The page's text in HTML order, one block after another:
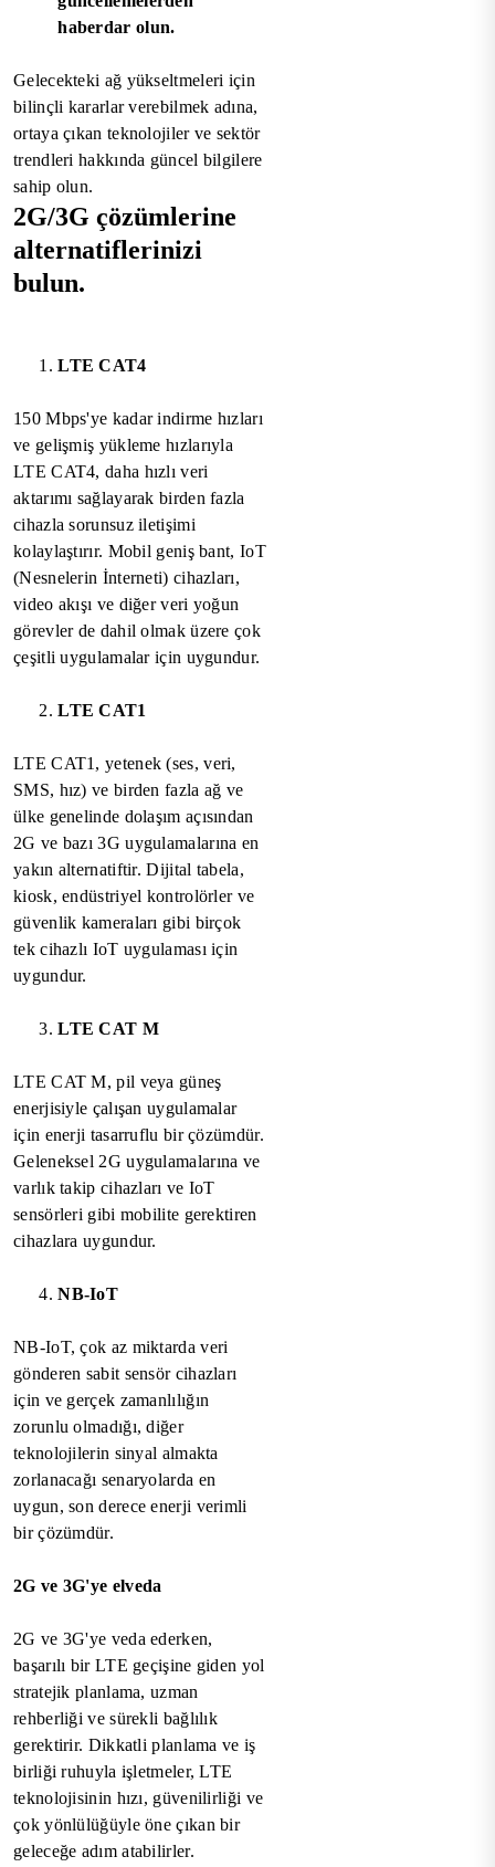
haberdar olun.
Gelecekteki ağ yükseltmeleri için
bilinçli kararlar verebilmek adına,
ortaya çıkan teknolojiler ve sektör
trendleri hakkında güncel bilgilere
sahip olun.
2G/3G çözümlerine
alternatiflerinizi
bulun.
LTE CAT4
150 Mbps'ye kadar indirme hızları
ve gelişmiş yükleme hızlarıyla
LTE CAT4, daha hızlı veri
aktarımı sağlayarak birden fazla
cihazla sorunsuz iletişimi
kolaylaştırır. Mobil geniş bant, IoT
(Nesnelerin İnterneti) cihazları,
video akışı ve diğer veri yoğun
görevler de dahil olmak üzere çok
çeşitli uygulamalar için uygundur.
LTE CAT1
LTE CAT1, yetenek (ses, veri,
SMS, hız) ve birden fazla ağ ve
ülke genelinde dolaşım açısından
2G ve bazı 3G uygulamalarına en
yakın alternatiftir. Dijital tabela,
kiosk, endüstriyel kontrolörler ve
güvenlik kameraları gibi birçok
tek cihazlı IoT uygulaması için
uygundur.
LTE CAT M
LTE CAT M, pil veya güneş
enerjisiyle çalışan uygulamalar
için enerji tasarruflu bir çözümdür.
Geleneksel 2G uygulamalarına ve
varlık takip cihazları ve IoT
sensörleri gibi mobilite gerektiren
cihazlara uygundur.
NB-IoT
NB-IoT, çok az miktarda veri
gönderen sabit sensör cihazları
için ve gerçek zamanlılığın
zorunlu olmadığı, diğer
teknolojilerin sinyal almakta
zorlanacağı senaryolarda en
uygun, son derece enerji verimli
bir çözümdür.
2G ve 3G'ye elveda
2G ve 3G'ye veda ederken,
başarılı bir LTE geçişine giden yol
stratejik planlama, uzman
rehberliği ve sürekli bağlılık
gerektirir. Dikkatli planlama ve iş
birliği ruhuyla işletmeler, LTE
teknolojisinin hızı, güvenilirliği ve
çok yönlülüğüyle öne çıkan bir
geleceğe adım atabilirler.